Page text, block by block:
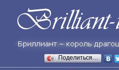
Поделиться…